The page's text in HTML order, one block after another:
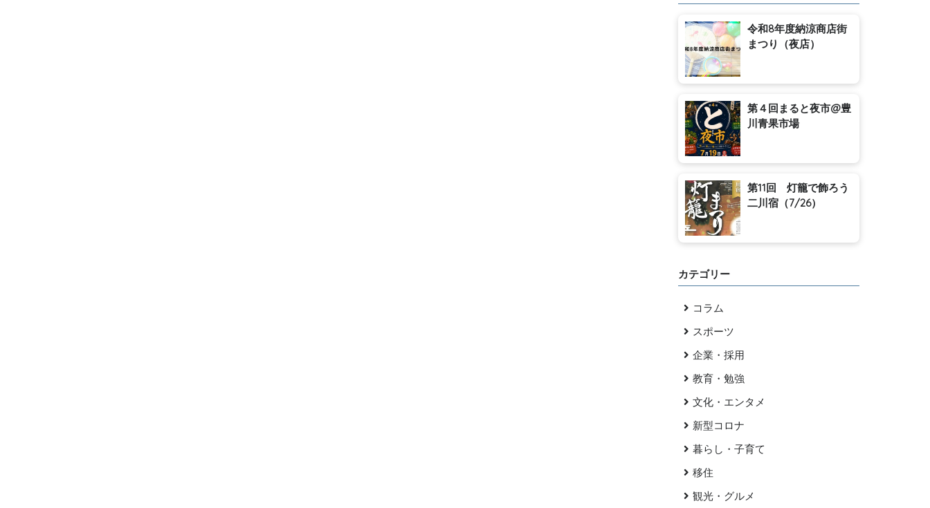
令和8年度納涼商店街
まつり（夜店）
第４回まると夜市@豊
川青果市場
第11回 灯籠で飾ろう
二川宿（7/26）
カテゴリー
コラム
スポーツ
企業・採用
教育・勉強
文化・エンタメ
新型コロナ
暮らし・子育て
移住
観光・グルメ